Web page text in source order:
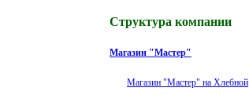
Структура компании
Магазин "Мастер"
Магазин "Мастер" на Хлебной